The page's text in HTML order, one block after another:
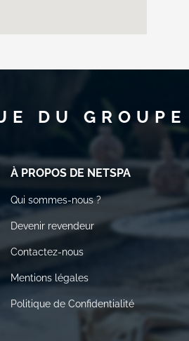
DU
À PROPOS DE NETSPA
Qui sommes-nous ?
Devenir revendeur
Contactez-nous
Mentions légales
Politique de Confidentialité